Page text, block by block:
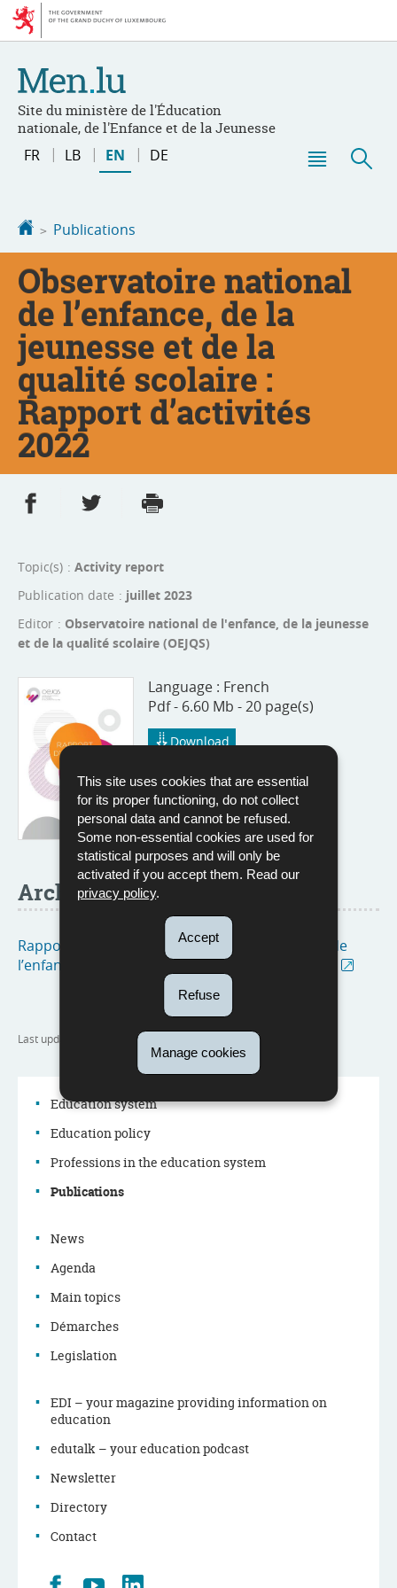
This site uses cookies that are essential
for its proper functioning, do not collect
personal data and cannot be refused.
Some non-essential cookies are used for
statistical purposes and will only be
activated if you accept them. Read our
privacy policy.
Accept
Refuse
Manage cookies
Go
Go
Site du ministère de l'Éducation
nationale, de l'Enfance et de la Jeunesse
Change
FR LB EN DE
Homepage
Publications
Observatoire national
de l’enfance, de la
jeunesse et de la
qualité scolaire :
Rapport d’activités
2022
Share on Facebook
Share on Twitter
Topic(s)
Activity report
Publication date
juillet 2023
Editor
Observatoire national de l'enfance, de la jeunesse
et de la qualité scolaire (OEJQS)
Language : French
Pdf - 6.60 Mb - 20 page(s)
Download
Archive
Rapports d'activités de l’Observatoire national de
l’enfance, de la jeunesse et de la qualité scolaire
Last update
Navigation
menu
Education system
Education policy
Professions in the education system
Publications
News
Agenda
Main topics
Démarches
Legislation
EDI – your magazine providing information on
education
edutalk – your education podcast
Newsletter
Directory
Contact
RetrouvezYoutube